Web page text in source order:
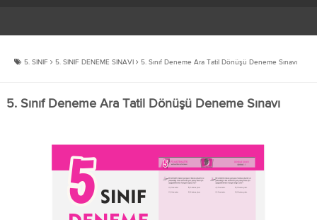
5. SINIF 5. SINIF DENEME SINAVI 5. Sınıf Deneme Ara Tatil Dönüşü Deneme Sınavı
5. Sınıf Deneme Ara Tatil Dönüşü Deneme Sınavı